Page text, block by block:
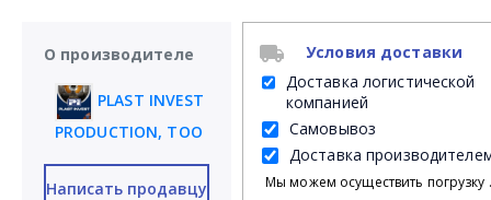
О производителе
PLAST INVEST
PRODUCTION, ТОО
Написать продавцу
Условия доставки
Доставка логистической
компанией
Самовывоз
Доставка
Мы можем осуществить погрузку